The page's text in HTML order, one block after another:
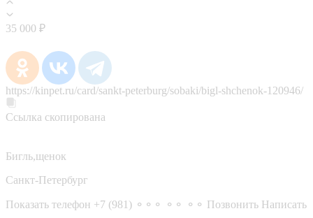
35 000 ₽
https://kinpet.ru/card/sankt-peterburg/sobaki/bigl-shchenok-120946/
Ссылка скопирована
Бигль,щенок
Санкт-Петербург
Показать телефон +7 (981) ⚬⚬⚬ ⚬⚬ ⚬⚬ Позвонить Написать